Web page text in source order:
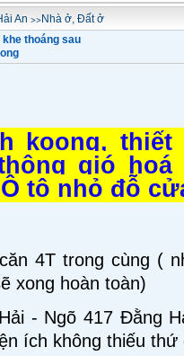
An >>Nhà ở, Đất ở
thoáng sau
koong, thiết
gió
tô nhỏ đỗ
4T trong cùng (
xong hoàn toàn)
- Ngõ 417 Đằng
ích không thiếu thứ